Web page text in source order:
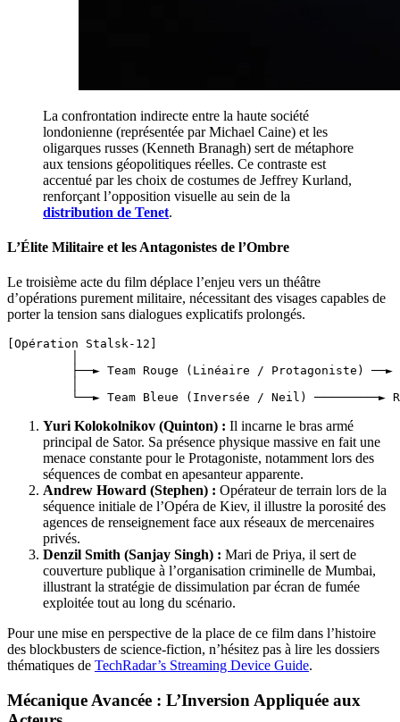
La confrontation indirecte entre la haute société
londonienne (représentée par Michael Caine) et les
oligarques russes (Kenneth Branagh) sert de métaphore
aux tensions géopolitiques réelles. Ce contraste est
accentué par les choix de costumes de Jeffrey Kurland,
renforçant l’opposition visuelle au sein de la
distribution de Tenet.
L’Élite Militaire et les Antagonistes de l’Ombre
Le troisième acte du film déplace l’enjeu vers un théâtre
d’opérations purement militaire, nécessitant des visages capables de
porter la tension sans dialogues explicatifs prolongés.
[Opération Stalsk-12]
├──► Team Rouge (Linéaire / Protagoniste) ──►
Yuri Kolokolnikov (Quinton) : Il incarne le bras armé
principal de Sator. Sa présence physique massive en fait une
menace constante pour le Protagoniste, notamment lors des
séquences de combat en apesanteur apparente.
Andrew Howard (Stephen) : Opérateur de terrain lors de la
séquence initiale de l’Opéra de Kiev, il illustre la porosité des
agences de renseignement face aux réseaux de mercenaires
privés.
Denzil Smith (Sanjay Singh) : Mari de Priya, il sert de
couverture publique à l’organisation criminelle de Mumbai,
illustrant la stratégie de dissimulation par écran de fumée
exploitée tout au long du scénario.
Pour une mise en perspective de la place de ce film dans l’histoire
des blockbusters de science-fiction, n’hésitez pas à lire les dossiers
thématiques de TechRadar’s Streaming Device Guide.
Mécanique Avancée : L’Inversion Appliquée aux